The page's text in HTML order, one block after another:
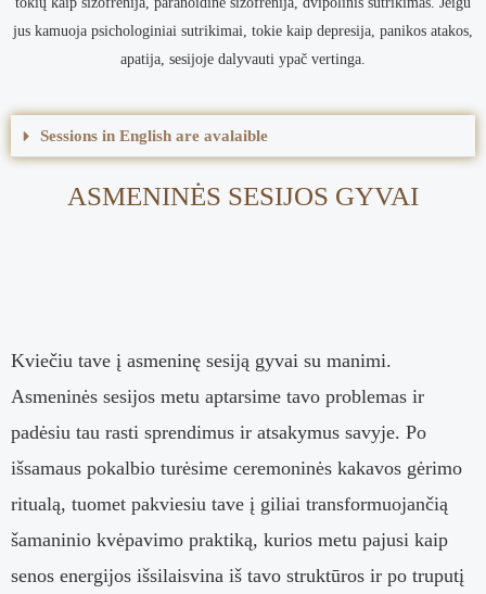
jus kamuoja psichologiniai sutrikimai, tokie kaip depresija, panikos atakos,
apatija, sesijoje dalyvauti ypač vertinga.
Sessions in English are avalaible
ASMENINĖS SESIJOS GYVAI
Kviečiu tave į asmeninę sesiją gyvai su manimi.
Asmeninės sesijos metu aptarsime tavo problemas ir
padėsiu tau rasti sprendimus ir atsakymus savyje. Po
išsamaus pokalbio turėsime ceremoninės kakavos gėrimo
ritualą, tuomet pakviesiu tave į giliai transformuojančią
šamaninio kvėpavimo praktiką, kurios metu pajusi kaip
senos energijos išsilaisvina iš tavo struktūros ir po truputį